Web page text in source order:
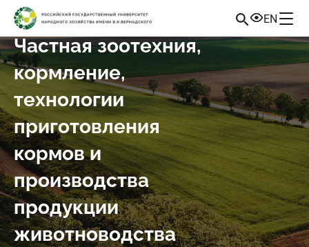
EN
Частная зоотехния,
кормление,
технологии
приготовления
кормов и
производства
продукции
животноводства